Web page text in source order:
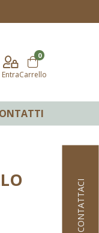
Entra
0
Carrello
CONTATTACI